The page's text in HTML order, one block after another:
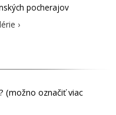
pocherajov
›
(možno označiť viac